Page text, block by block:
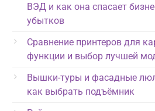
ВЭД и как она спасает
убытков
Сравнение принтеров для
функции и выбор лучшей
Вышки-туры и фасадные
как выбрать подъёмник